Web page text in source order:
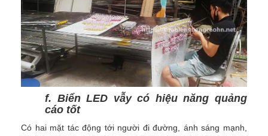
f. Biển LED vẫy có hiệu năng quảng
cáo tốt
Có hai mặt tác động tới người đi đường, ánh sáng mạnh,